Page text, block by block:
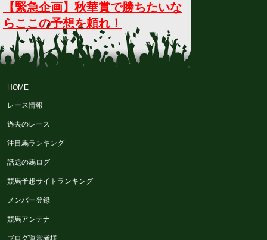
【緊急企画】秋華賞で勝ちたいな
らここの予想を頼れ！
HOME
レース情報
過去のレース
注目馬ランキング
話題の馬ログ
競馬予想サイトランキング
メンバー登録
競馬アンテナ